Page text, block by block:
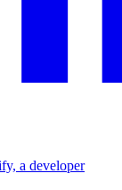
a developer